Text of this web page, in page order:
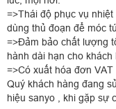
=>Thái độ phục vụ
dùng thủ đoạn để móc
=>Đảm bảo chất lượng
hành dài hạn cho khách
=>Có xuất hóa đơn
Quý khách hàng đang
hiệu sanyo , khi gặp sự